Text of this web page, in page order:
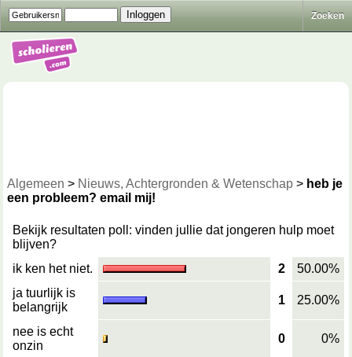
Zoeken
Algemeen > Nieuws, Achtergronden & Wetenschap > heb je
een probleem? email mij!
Bekijk resultaten poll : vinden jullie dat jongeren hulp moet
blijven?
ik ken het niet.
2
50.00%
ja tuurlijk is
belangrijk
1 25.00%
nee is echt
onzin
0 0%